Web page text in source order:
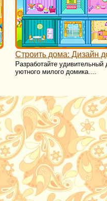
Строить дома: Дизайн
Разработайте удивительный
уютного милого домика....